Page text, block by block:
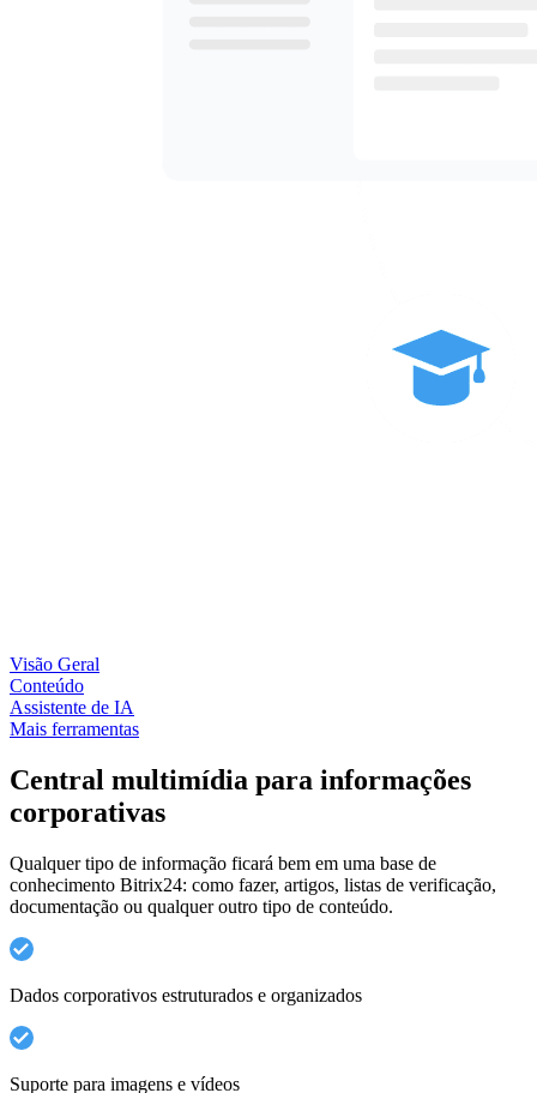
Visão Geral
Conteúdo
Assistente de IA
Mais ferramentas
Central multimídia para informações
corporativas
Qualquer tipo de informação ficará bem em uma base de
conhecimento Bitrix24: como fazer, artigos, listas de verificação,
documentação ou qualquer outro tipo de conteúdo.
Dados corporativos estruturados e organizados
Suporte para imagens e vídeos